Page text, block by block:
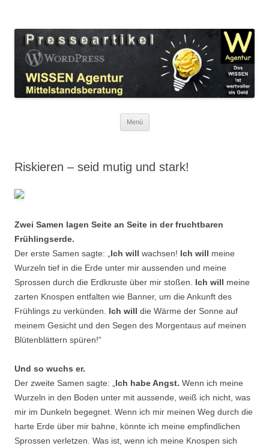
Agentur
Menü
Riskieren – seid mutig und stark!
Zwei Samen lagen Seite an Seite in der fruchtbaren
Frühlingserde.
Der erste Samen sagte: „ Ich will wachsen! Ich will meine
Wurzeln tief in die Erde unter mir aussenden und meine
Sprossen durch die Erdkruste über mir stoßen. Ich will meine
zarten Knospen entfalten wie Banner, um die Ankunft des
Frühlings zu verkünden. Ich will die Wärme der Sonne auf
meinem Gesicht und den Segen des Morgentaus auf meinen
Blütenblättern spüren!“
Und so wuchs er.
Der zweite Samen sagte: „ Ich habe Angst. Wenn ich meine
Wurzeln in den Boden unter mit aussende, weiß ich nicht, was
mir im Dunkeln begegnet. Wenn ich mir meinen Weg durch die
harte Erde über mir bahne, könnte ich meine empfindlichen
Sprossen verletzen. Was ist, wenn ich meine Knospen sich